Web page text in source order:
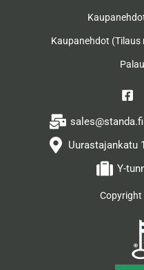
Kaupanehdot
sales@standa.fi
Uurastajankatu
Y-